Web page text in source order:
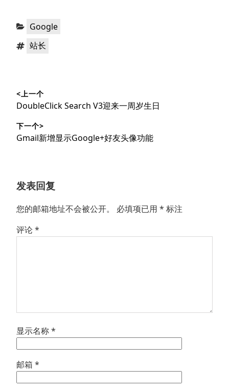
分
Google
标 站长
章
导
航
<上一个
上
文
章：
DoubleClick Search V3迎来一周岁生日
下一个>
下
Gmail新增显示Google+好友头像功能
发表回复
您的邮箱地址不会被公开。 必填项已用 * 标注
评论*
显示名称*
邮箱 *